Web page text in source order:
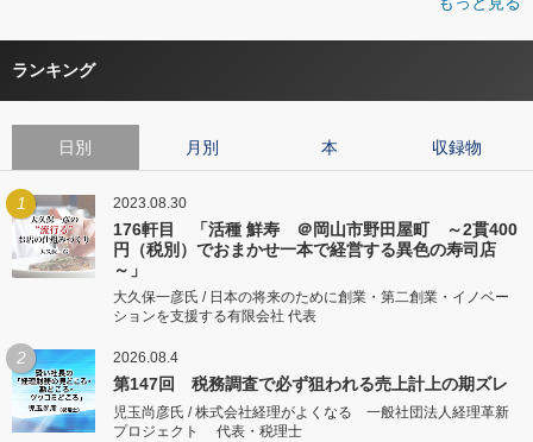
ランキング
日別 月別 本 収録物
1 2023.08.30
176軒目 「活種 鮮寿 ＠岡山市野田屋町 ～2貫400
円（税別）でおまかせ一本で経営する異色の寿司店
～」
大久保一彦氏 / 日本の将来のために創業・第二創業・イノベー
ションを支援する有限会社 代表
2 2026.08.4
第147回 税務調査で必ず狙われる売上計上の期ズレ
児玉尚彦氏 / 株式会社経理がよくなる 一般社団法人経理革新
プロジェクト 代表・税理士